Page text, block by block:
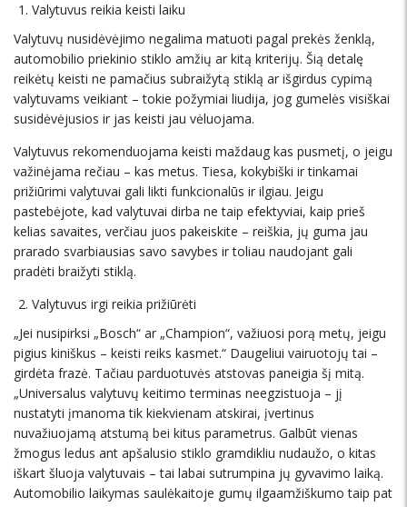
Valytuvus reikia keisti laiku
Valytuvų nusidėvėjimo negalima matuoti pagal prekės ženklą,
automobilio priekinio stiklo amžių ar kitą kriterijų. Šią detalę
reikėtų keisti ne pamačius subraižytą stiklą ar išgirdus cypimą
valytuvams veikiant – tokie požymiai liudija, jog gumelės visiškai
susidėvėjusios ir jas keisti jau vėluojama.
Valytuvus rekomenduojama keisti maždaug kas pusmetį, o jeigu
važinėjama rečiau – kas metus. Tiesa, kokybiški ir tinkamai
prižiūrimi valytuvai gali likti funkcionalūs ir ilgiau. Jeigu
pastebėjote, kad valytuvai dirba ne taip efektyviai, kaip prieš
kelias savaites, verčiau juos pakeiskite – reiškia, jų guma jau
prarado svarbiausias savo savybes ir toliau naudojant gali
pradėti braižyti stiklą.
Valytuvus irgi reikia prižiūrėti
„Jei nusipirksi „Bosch“ ar „Champion“, važiuosi porą metų, jeigu
pigius kiniškus – keisti reiks kasmet.“ Daugeliui vairuotojų tai –
girdėta frazė. Tačiau parduotuvės atstovas paneigia šį mitą.
„Universalus valytuvų keitimo terminas neegzistuoja – jį
nustatyti įmanoma tik kiekvienam atskirai, įvertinus
nuvažiuojamą atstumą bei kitus parametrus. Galbūt vienas
žmogus ledus ant apšalusio stiklo gramdikliu nudaužo, o kitas
iškart šluoja valytuvais – tai labai sutrumpina jų gyvavimo laiką.
Automobilio laikymas saulėkaitoje gumų ilgaamžiškumo taip pat